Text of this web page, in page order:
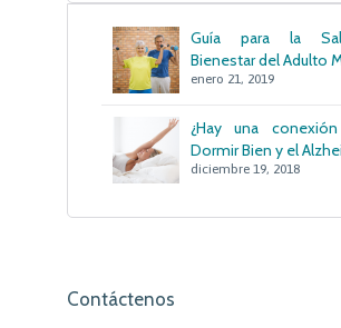
Guía para la
Bienestar del Adulto
enero 21, 2019
¿Hay una
Dormir Bien y el
diciembre 19, 2018
Contáctenos